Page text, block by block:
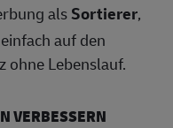
alsSortierer,
auf den
ohne Lebenslauf.
VERBESSERN